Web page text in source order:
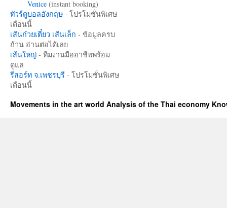
Venice(instant booking)
ทัวร์ดูบอลอังกฤษ - โปรโมชั่นพิเศษ
เดือนนี้
เส้นก๋วยเตี๋ยว เส้นเล็ก - ข้อมูลครบ
ถ้วน อ่านต่อได้เลย
เส้นใหญ่ - ทีมงานมืออาชีพพร้อม
ดูแล
รีสอร์ท จ.เพชรบุรี - โปรโมชั่นพิเศษ
เดือนนี้
Movements in the art world Analysis of the Thai economy